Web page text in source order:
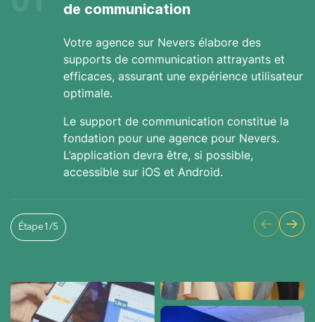
de communication
Votre agence sur Nevers élabore des
supports de communication attrayants et
efficaces, assurant une expérience utilisateur
optimale.
Le support de communication constitue la
fondation pour une agence pour Nevers.
L’application devra être, si possible,
accessible sur iOS et Android.
Étape1 /5